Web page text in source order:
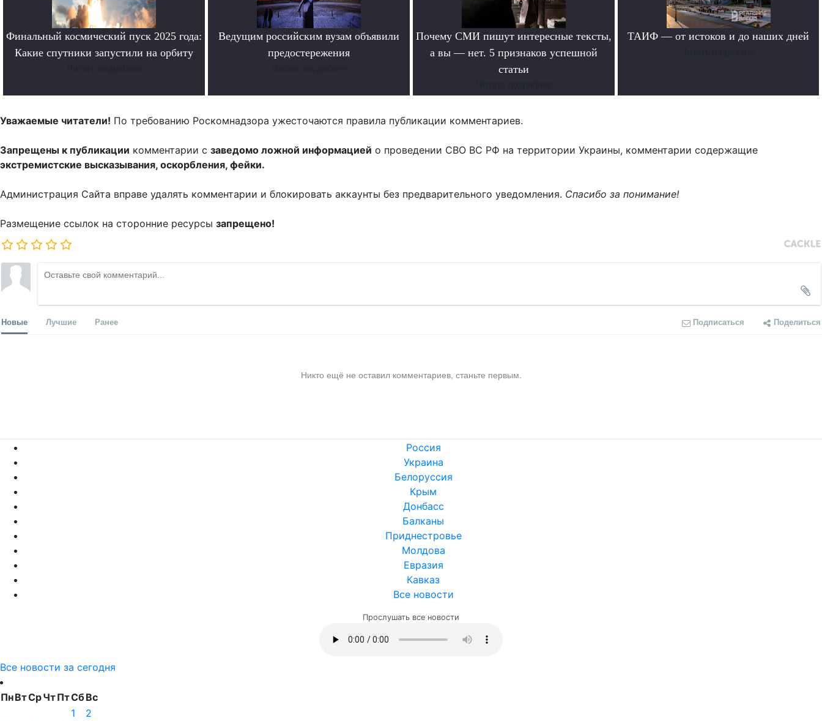
Финальный космический пуск 2025 года:
Какие спутники запустили на орбиту
Ведущим российским вузам объявили
предостережения
Почему СМИ пишут интересные тексты,
а вы — нет. 5 признаков успешной
статьи
ТАИФ — от истоков и до наших дней
Уважаемые читатели! По требованию Роскомнадзора ужесточаются правила публикации комментариев.
Запрещены к публикации комментарии с заведомо ложной информацией о проведении СВО ВС РФ на территории Украины, комментарии содержащие
экстремистские высказывания, оскорбления, фейки.
Администрация Сайта вправе удалять комментарии и блокировать аккаунты без предварительного уведомления. Спасибо за понимание!
Размещение ссылок на сторонние ресурсы запрещено!
Новые Лучшие Ранее Подписаться Поделиться
Никто ещё не оставил комментариев, станьте первым.
Россия
Украина
Белоруссия
Крым
Донбасс
Балканы
Приднестровье
Молдова
Евразия
Кавказ
Все новости
Прослушать все новости
Все новости за сегодня
ПнВтСрЧтПтСбВс
1
2